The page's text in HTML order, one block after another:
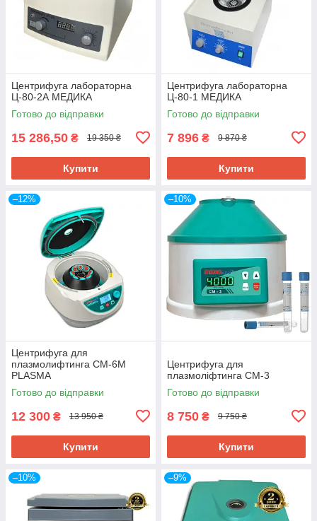
Центрифуга лабораторна
Ц-80-2А МЕДИКА
Готово до відправки
15 286,50 ₴ 19 350 ₴
Купити
Центрифуга лабораторна
Ц-80-1 МЕДИКА
Готово до відправки
7 896 ₴ 9 870 ₴
Купити
–12%
Центрифуга для
плазмолифтинга CM-6M
PLASMA
Готово до відправки
12 300 ₴ 13 950 ₴
Купити
–10%
Центрифуга для
плазмоліфтинга СМ-3
Готово до відправки
8 750 ₴ 9 750 ₴
Купити
–10% –9%